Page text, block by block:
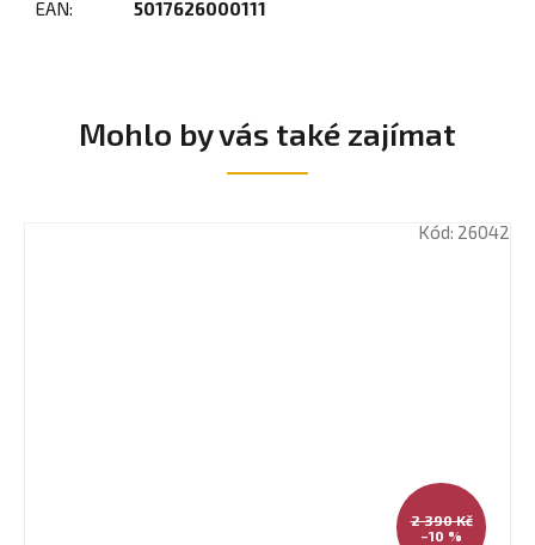
EAN: 5017626000111
Mohlo by vás také zajímat
2 390 Kč
–10 %
Kód: 26042